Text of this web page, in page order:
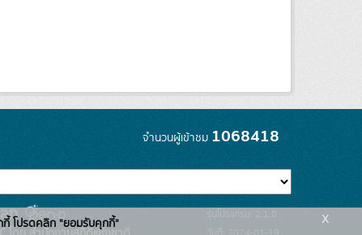
จำนวนผู้เข้าชม 1068418
รุ่นโปรแกรม: 2.1.0
กี้ โปรดคลิก "ยอมรับคุกกี้" x